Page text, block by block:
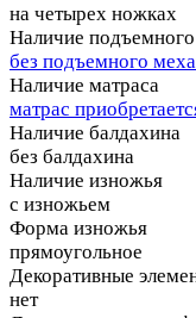
на четырех ножках
Наличие
без подъемного
Наличие матраса
матрас
Наличие балдахина
без балдахина
Наличие изножья
с изножьем
Форма изножья
прямоугольное
Декоративные
нет